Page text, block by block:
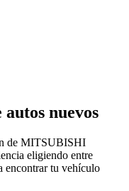
nuevos
de MITSUBISHI
eligiendo entre
encontrar tu vehículo